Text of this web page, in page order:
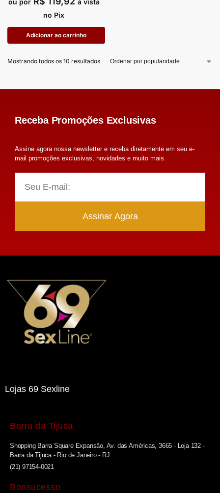
ou por
à vista
no Pix
Adicionar ao carrinho
Mostrando todos os 10 resultados
Receba Promoções Exclusivas
Assine agora nossa newsletter e receba diretamente em seu e-
mail promoções exclusivas, novidades e muito mais.
Assinar Agora
Lojas 69 Sexline
Barra da Tijuca
Shopping Barra Square Expansão, Av. das Américas, 3665 - Loja 132 -
Barra da Tijuca - Rio de Janeiro - RJ
(21) 97154-0021
Bonsucesso